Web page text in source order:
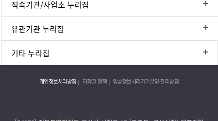
직속기관/사업소 누리집
유관기관 누리집
기타 누리집
개인정보처리방침 저작권 정책 영상정보처리기기운영·관리방침